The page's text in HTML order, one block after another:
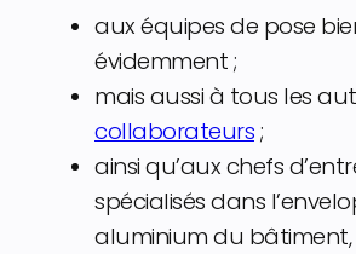
aux équipes de pose
évidemment ;
mais aussi à tous les
collaborateurs ;
ainsi qu’aux chefs
spécialisés dans
aluminium du bâtiment,